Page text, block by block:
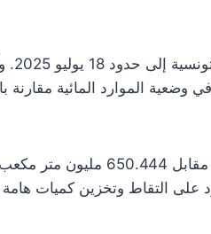
كشف المرصد الوطني
السدود بلغت 35.6%، ما يعكس تحسناً في وضعية الموارد المائية
وبلغ حجم المياه المخزنة في جميع السدود التونسية حوالي 842.825 مليون متر مكعب،
هذه الأرقام قدرة السدود على التقاط وتخزين